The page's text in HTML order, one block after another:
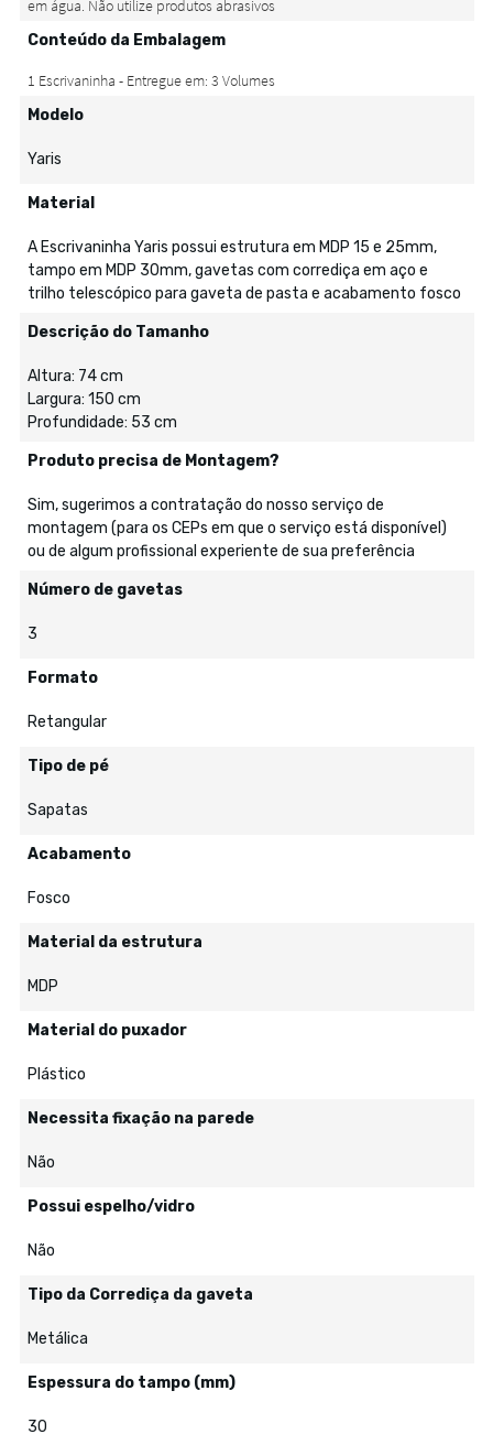
Conteúdo da Embalagem
Modelo
Yaris
Material
A Escrivaninha Yaris possui estrutura em MDP 15 e 25mm,
tampo em MDP 30mm, gavetas com corrediça em aço e
trilho telescópico para gaveta de pasta e acabamento fosco
Descrição do Tamanho
Altura: 74 cm
Largura: 150 cm
Profundidade: 53 cm
Produto precisa de Montagem?
Sim, sugerimos a contratação do nosso serviço de
montagem (para os CEPs em que o serviço está disponível)
ou de algum profissional experiente de sua preferência
Número de gavetas
3
Formato
Retangular
Tipo de pé
Sapatas
Acabamento
Fosco
Material da estrutura
MDP
Material do puxador
Plástico
Necessita fixação na parede
Não
Possui espelho/vidro
Não
Tipo da Corrediça da gaveta
Metálica
Espessura do tampo (mm)
30